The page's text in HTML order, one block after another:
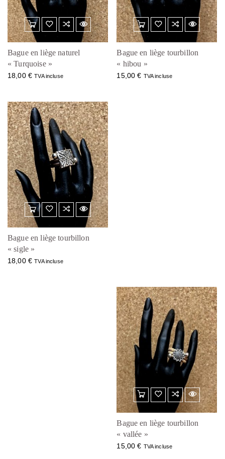
Bague en liège naturel
« Turquoise »
18,00 € TVA incluse
Bague en liège tourbillon
« hibou »
15,00€ TVA incluse
Bague en liège tourbillon
« sigle »
18,00 € TVA incluse
Bague en liège tourbillon
« vallée »
15,00€ TVA incluse